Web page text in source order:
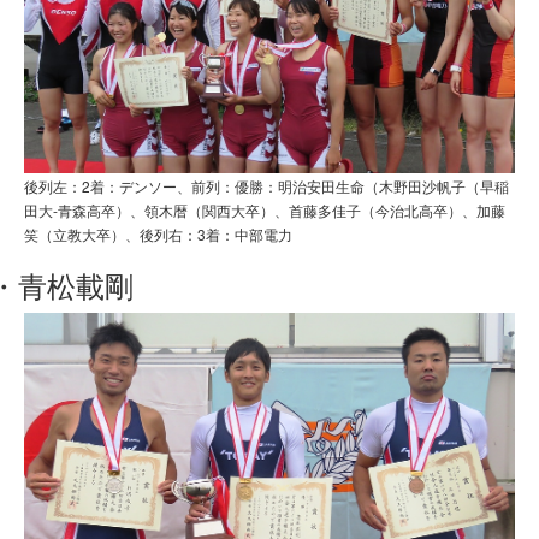
後列左：2着：デンソー、前列：優勝：明治安田生命（木野田沙帆子（早稲
田大-青森高卒）、領木暦（関西大卒）、首藤多佳子（今治北高卒）、加藤
笑（立教大卒）、後列右：3着：中部電力
青松載剛